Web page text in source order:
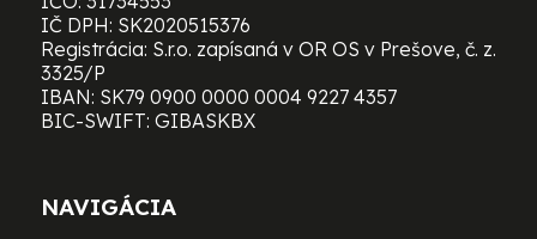
IČ DPH: SK2020515376
Registrácia: S.r.o. zapísaná v OR OS v Prešove, č. z.
3325/P
IBAN: SK79 0900 0000 0004 9227 4357
BIC-SWIFT: GIBASKBX
NAVIGÁCIA